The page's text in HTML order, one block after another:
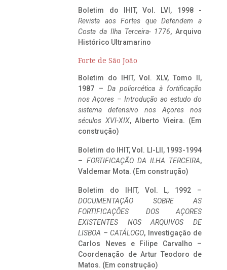
Boletim do IHIT, Vol. LVI, 1998 -
Revista aos Fortes que Defendem a
Costa da Ilha Terceira- 1776, Arquivo
Histórico Ultramarino
Forte de São João
Boletim do IHIT, Vol. XLV, Tomo II,
1987 – Da poliorcética à fortificação
nos Açores – Introdução ao estudo do
sistema defensivo nos Açores nos
séculos XVI-XIX, Alberto Vieira. (Em
construção)
Boletim do IHIT, Vol. LI-LII, 1993-1994
– FORTIFICAÇÃO DA ILHA TERCEIRA,
Valdemar Mota. (Em construção)
Boletim do IHIT, Vol. L, 1992 –
DOCUMENTAÇÃO SOBRE AS
FORTIFICAÇÕES DOS AÇORES
EXISTENTES NOS ARQUIVOS DE
LISBOA – CATÁLOGO, Investigação de
Carlos Neves e Filipe Carvalho –
Coordenação de Artur Teodoro de
Matos. (Em construção)